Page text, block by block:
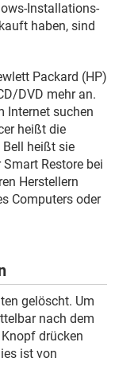
Installations-
haben, sind
Packard (HP)
DVD mehr an.
Internet suchen
heißt die
Bell heißt sie
Restore bei
Herstellern
Computers oder
gelöscht. Um
nach dem
drücken
ist von